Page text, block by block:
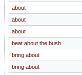
about
about
about
beat about the bush
bring about
bring about